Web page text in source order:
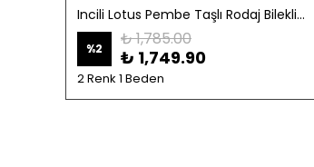
Incili Lotus Pembe Taşlı Rodaj Bileklik-925 Ayar Gümüş
%2 ₺ 1,785.00
₺ 1,749.90
2 Renk 1 Beden